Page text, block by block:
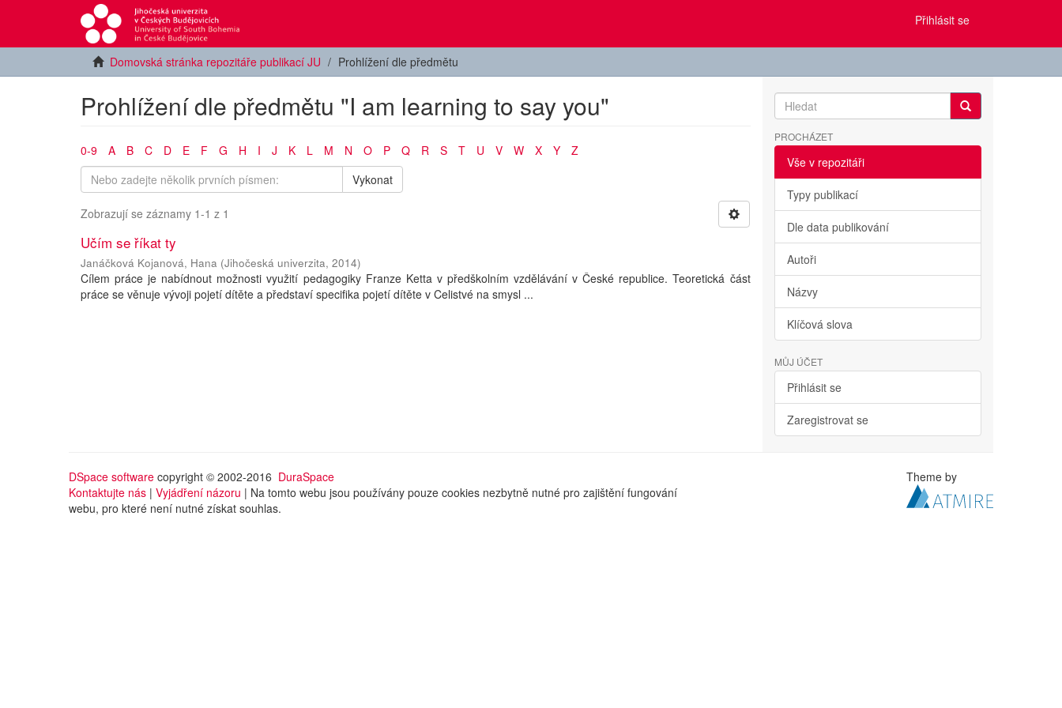
Přihlásit se
Domovská stránka repozitáře publikací JU Prohlížení dle předmětu
Prohlížení dle předmětu "I am learning to say you"
0-9 A B C D E F G H I J K L M N O P Q R S T U V W X Y
Z
Vykonat
Zobrazují se záznamy 1-1 z 1
Učím se říkat ty
Janáčková Kojanová, Hana (Jihočeská univerzita, 2014)
Cílem práce je nabídnout možnosti využití pedagogiky Franze Ketta v předškolním vzdělávání v České republice. Teoretická část
práce se věnuje vývoji pojetí dítěte a představí specifika pojetí dítěte v Celistvé na smysl ...
PROCHÁZET
Vše v repozitáři
Typy publikací
Dle data publikování
Autoři
Názvy
Klíčová slova
MŮJ ÚČET
Přihlásit se
Zaregistrovat se
DSpace software copyright © 2002-2016 DuraSpace
Kontaktujte nás | Vyjádření názoru | Na tomto webu jsou používány pouze cookies nezbytně nutné pro zajištění fungování
webu, pro které není nutné získat souhlas.
Theme by